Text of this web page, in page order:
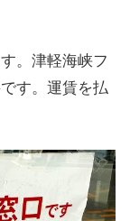
。津軽海峡フ
す。運賃を払